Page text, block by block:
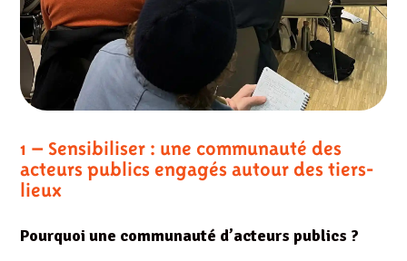
1 – Sensibiliser : une communauté des
acteurs publics engagés autour des tiers-
lieux
Pourquoi une communauté d’acteurs publics ?